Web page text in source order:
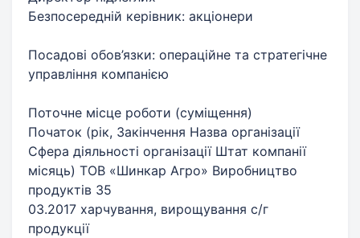
Безпосередній керівник: акціонери
Посадові обов’язки: операційне та стратегічне
управління компанією
Поточне місце роботи (суміщення)
Початок (рік, Закінчення Назва організації
Сфера діяльності організації Штат компанії
місяць) ТОВ «Шинкар Агро» Виробництво
продуктів 35
03.2017 харчування, вирощування с/г
продукції